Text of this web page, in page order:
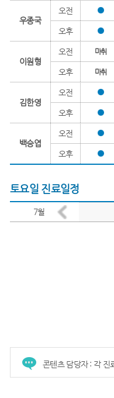
우종국
오전
오후
이원형
오전 마취
오후 마취
김한영
오전
오후
백승엽
오전
오후
토요일 진료일정
콘텐츠 담당자 : 각 진